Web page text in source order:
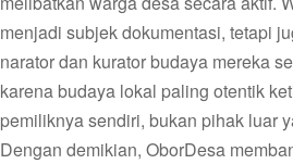
menjadi subjek dokumentasi, tetapi
narator dan kurator budaya mereka
karena budaya lokal paling otentik
pemiliknya sendiri, bukan pihak luar
Dengan demikian, OborDesa